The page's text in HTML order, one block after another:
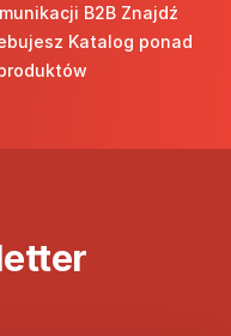
B2B Znajdź
Katalog ponad